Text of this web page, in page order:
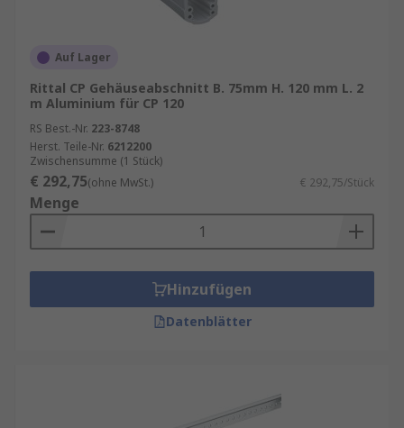
schienen werden für den Bau von Fenstern,
Türen und anderen Bauteilen verwendet.
Fahrzeugindustrie: Gehäuseprofile und -
schienen werden für den Bau von
Fahrzeugkarosserien und anderen
Komponenten verwendet.
Auf Lager
Rittal CP Gehäuseabschnitt B. 75mm H. 120 mm L. 2
m Aluminium für CP 120
RS Best.-Nr. 223-8748
Herst. Teile-Nr. 6212200
Zwischensumme (1 Stück)
€ 292,75(ohne MwSt.) € 292,75/Stück
Menge
Hinzufügen
Datenblätter